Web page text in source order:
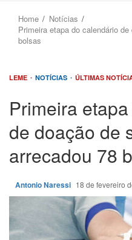
Home
Notícias
Primeira etapa do calendário
bolsas
LEME NOTÍCIAS ÚLTIMAS
Primeira
de doação de
arrecadou 78
Antonio Naressi 18 de fevereiro